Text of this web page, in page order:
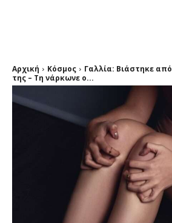
Αρχική Κόσμος
Γαλλία: Βιάστηκε
της – Τη νάρκωνε ο...